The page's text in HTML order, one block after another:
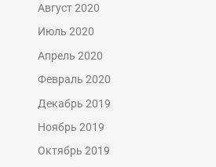
Август 2020
Июль 2020
Апрель 2020
Февраль 2020
Декабрь 2019
Ноябрь 2019
Октябрь 2019